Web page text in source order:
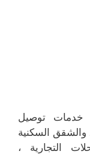
خدمات توصيل
والشقق السكنية
التجارية ،